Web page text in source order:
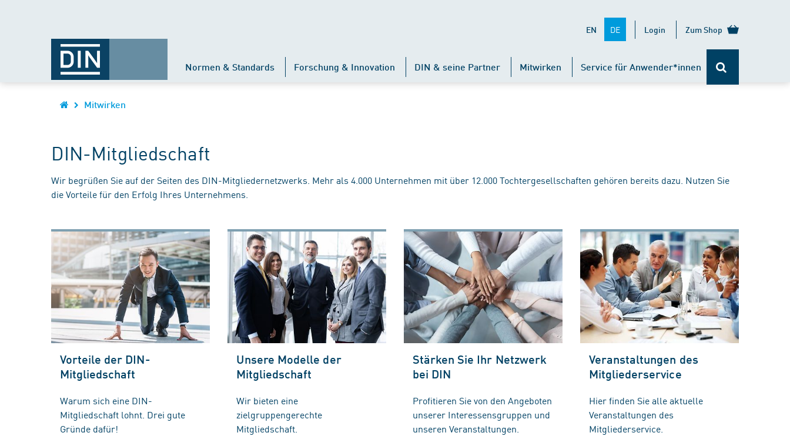
EN DE Login Zum Shop
Normen & Standards Forschung & Innovation DIN & seine Partner Mitwirken Service für Anwender*innen
Mitwirken
DIN-Mitgliedschaft
Wir begrüßen Sie auf der Seiten des DIN-Mitgliedernetzwerks. Mehr als 4.000 Unternehmen mit über 12.000 Tochtergesellschaften gehören bereits dazu. Nutzen Sie
die Vorteile für den Erfolg Ihres Unternehmens.
Vorteile der DIN-
Mitgliedschaft
Warum sich eine DIN-
Mitgliedschaft lohnt. Drei gute
Gründe dafür!
Unsere Modelle der
Mitgliedschaft
Wir bieten eine
zielgruppengerechte
Mitgliedschaft.
Stärken Sie Ihr Netzwerk
bei DIN
Profitieren Sie von den Angeboten
unserer Interessensgruppen und
unseren Veranstaltungen.
Veranstaltungen des
Mitgliederservice
Hier finden Sie alle aktuelle
Veranstaltungen des
Mitgliederservice.